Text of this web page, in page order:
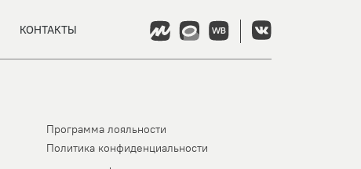
КОНТАКТЫ
Программа лояльности
Политика конфиденциальности